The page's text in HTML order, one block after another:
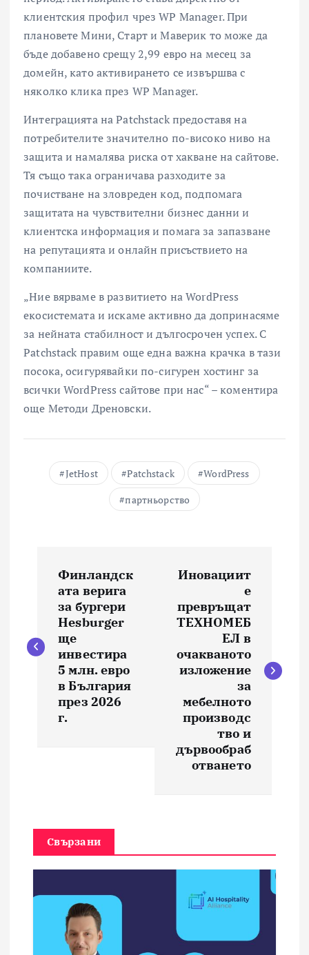
клиентския профил чрез WP Manager. При
плановете Мини, Старт и Маверик то може да
бъде добавено срещу 2,99 евро на месец за
домейн, като активирането се извършва с
няколко клика през WP Manager.
Интеграцията на Patchstack предоставя на
потребителите значително по-високо ниво на
защита и намалява риска от хакване на сайтове.
Тя също така ограничава разходите за
почистване на зловреден код, подпомага
защитата на чувствителни бизнес данни и
клиентска информация и помага за запазване
на репутацията и онлайн присъствието на
компаниите.
„Ние вярваме в развитието на WordPress
екосистемата и искаме активно да допринасяме
за нейната стабилност и дългосрочен успех. С
Patchstack правим още една важна крачка в тази
посока, осигурявайки по-сигурен хостинг за
всички WordPress сайтове при нас“ – коментира
още Методи Дреновски.
JetHost Patchstack
WordPress
партньорство
в
и
я
Финландск
ата верига
за бургери
Hesburger
ще
инвестира
5 млн. евро
в България
през 2026
г.
Иновациит
е
превръщат
ТЕХНОМЕБ
ЕЛ в
очакваното
изложение
за
мебелното
производс
тво и
дървообраб
отването
Свързани